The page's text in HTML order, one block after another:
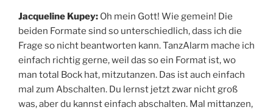
Jacqueline Kupey: Oh mein Gott! Wie gemein! Die
beiden Formate sind so unterschiedlich, dass ich die
Frage so nicht beantworten kann. TanzAlarm mache ich
einfach richtig gerne, weil das so ein Format ist, wo
man total Bock hat, mitzutanzen. Das ist auch einfach
mal zum Abschalten. Du lernst jetzt zwar nicht groß
was, aber du kannst einfach abschalten. Mal mittanzen,